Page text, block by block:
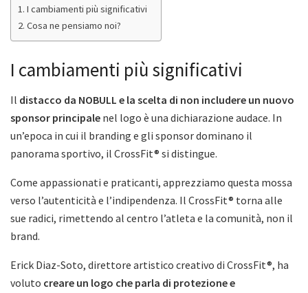
I cambiamenti più significativi
Cosa ne pensiamo noi?
I cambiamenti più significativi
Il distacco da NOBULL e la scelta di non includere un nuovo
sponsor principale nel logo è una dichiarazione audace. In
un’epoca in cui il branding e gli sponsor dominano il
panorama sportivo, il CrossFit® si distingue.
Come appassionati e praticanti, apprezziamo questa mossa
verso l’autenticità e l’indipendenza. Il CrossFit® torna alle
sue radici, rimettendo al centro l’atleta e la comunità, non il
brand.
Erick Diaz-Soto, direttore artistico creativo di CrossFit®, ha
voluto creare un logo che parla di protezione e